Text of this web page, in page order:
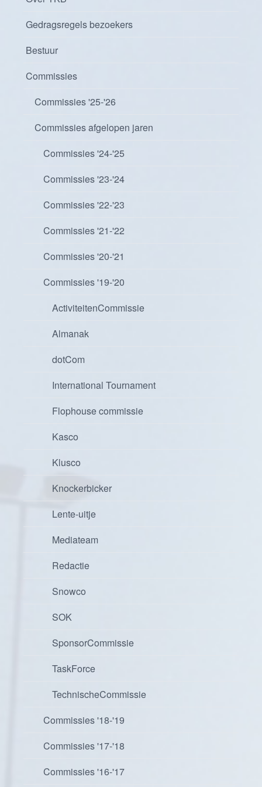
Gedragsregels bezoekers
Bestuur
Commissies
Commissies '25-'26
Commissies afgelopen jaren
Commissies '24-'25
Commissies '23-'24
Commissies '22-'23
Commissies '21-'22
Commissies '20-'21
Commissies '19-'20
ActiviteitenCommissie
Almanak
dotCom
International Tournament
Flophouse commissie
Kasco
Klusco
Knockerbicker
Lente-uitje
Mediateam
Redactie
Snowco
SOK
SponsorCommissie
TaskForce
TechnischeCommissie
Commissies '18-'19
Commissies '17-'18
Commissies '16-'17